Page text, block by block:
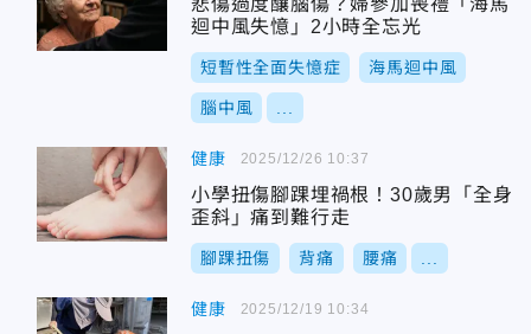
悲傷過度釀腦傷？婦參加喪禮「海馬
迴中風失憶」2小時全忘光
短暫性全面失憶症 海馬迴中風
腦中風
健康
小學扭傷腳踝埋禍根！30歲男「全身
歪斜」痛到難行走
腳踝扭傷 背痛 腰痛
2025/12/26 10:37
健康 2025/12/19 10:34